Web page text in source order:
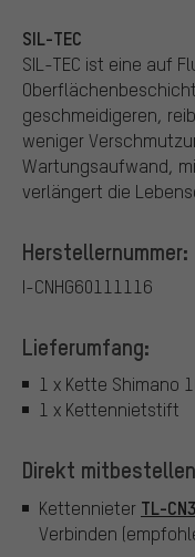
SIL-TEC
SIL-TEC ist eine auf
geschmeidigeren,
weniger
Wartungsaufwand,
verlängert die
Herstellernummer:
I-CNHG60111116
Lieferumfang:
1 x Kette Shimano
1 x Kettennietstift
Direkt
Kettennieter TL-
Verbinden